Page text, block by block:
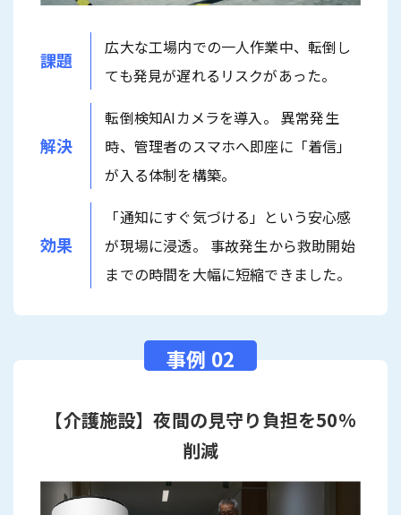
課題
広大な工場内での一人作業中、転倒し
ても発見が遅れるリスクがあった。
解決
転倒検知AIカメラを導入。 異常発生
時、管理者のスマホへ即座に「着信」
が入る体制を構築。
効果
「通知にすぐ気づける」という安心感
が現場に浸透。 事故発生から救助開始
までの時間を大幅に短縮できました。
【介護施設】夜間の見守り負担を50%
削減